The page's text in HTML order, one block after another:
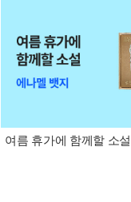
여름 휴가에 함께할 소